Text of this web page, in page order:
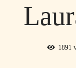
1891